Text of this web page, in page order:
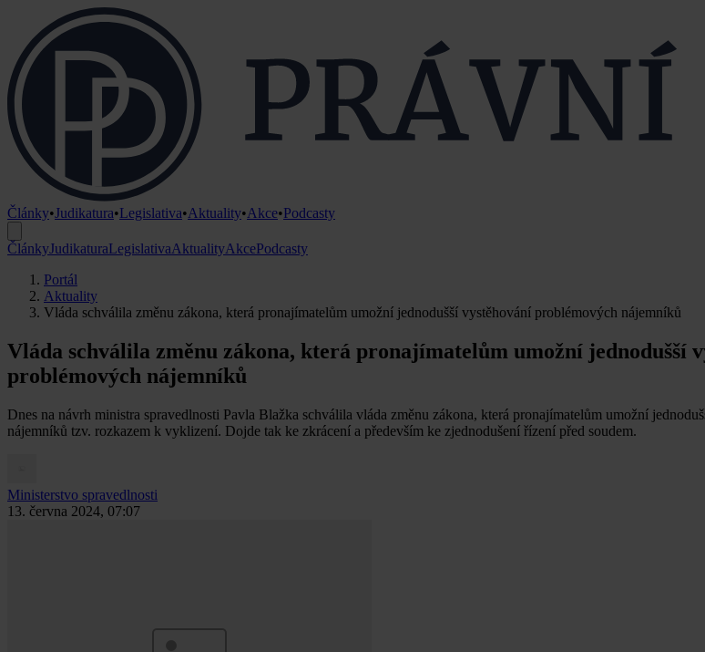
Články•Judikatura•Legislativa•Aktuality•Akce•Podcasty
ČlánkyJudikaturaLegislativaAktualityAkcePodcasty
Portál
Aktuality
Vláda schválila změnu zákona, která pronajímatelům umožní jednodušší vystěhování problémových nájemníků
Vláda schválila změnu zákona, která pronajímatelům umožní jednodušší
problémových nájemníků
Dnes na návrh ministra spravedlnosti Pavla Blažka schválila vláda změnu zákona, která pronajímatelům umožní
nájemníků tzv. rozkazem k vyklizení. Dojde tak ke zkrácení a především ke zjednodušení řízení před soudem.
Ministerstvo spravedlnosti
13. června 2024, 07:07